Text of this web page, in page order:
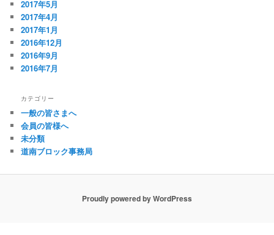
2017年5月
2017年4月
2017年1月
2016年12月
2016年9月
2016年7月
カテゴリー
一般の皆さまへ
会員の皆様へ
未分類
道南ブロック事務局
Proudly powered by WordPress